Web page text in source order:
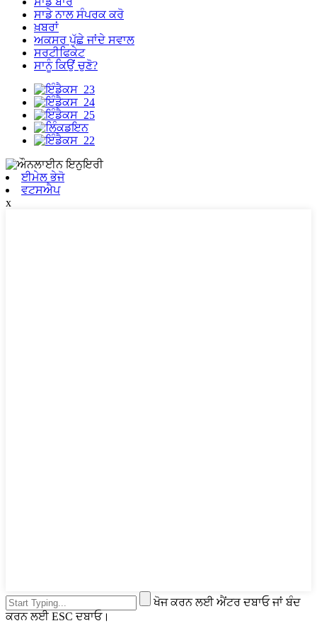
ਸਾਡੇ ਨਾਲ ਸੰਪਰਕ ਕਰੋ
ਖ਼ਬਰਾਂ
ਅਕਸਰ ਪੁੱਛੇ ਜਾਂਦੇ ਸਵਾਲ
ਸਰਟੀਫਿਕੇਟ
ਸਾਨੂੰ ਕਿਉਂ ਚੁਣੋ?
ਈਮੇਲ ਭੇਜੋ
ਵਟਸਐਪ
x
ਖੋਜ ਕਰਨ ਲਈ ਐਂਟਰ ਦਬਾਓ ਜਾਂ ਬੰਦ
ਕਰਨ ਲਈ ESC ਦਬਾਓ।